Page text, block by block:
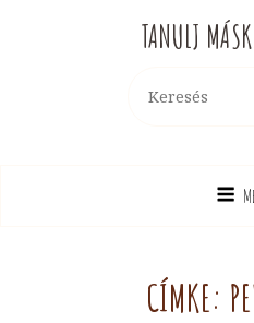
TANULJ
CÍMKE: